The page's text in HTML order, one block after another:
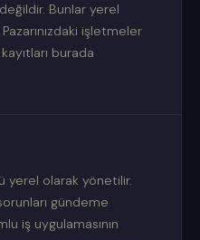
Bunlar yerel
işletmeler
burada
yerel olarak yönetilir.
gündeme
iş uygulamasının